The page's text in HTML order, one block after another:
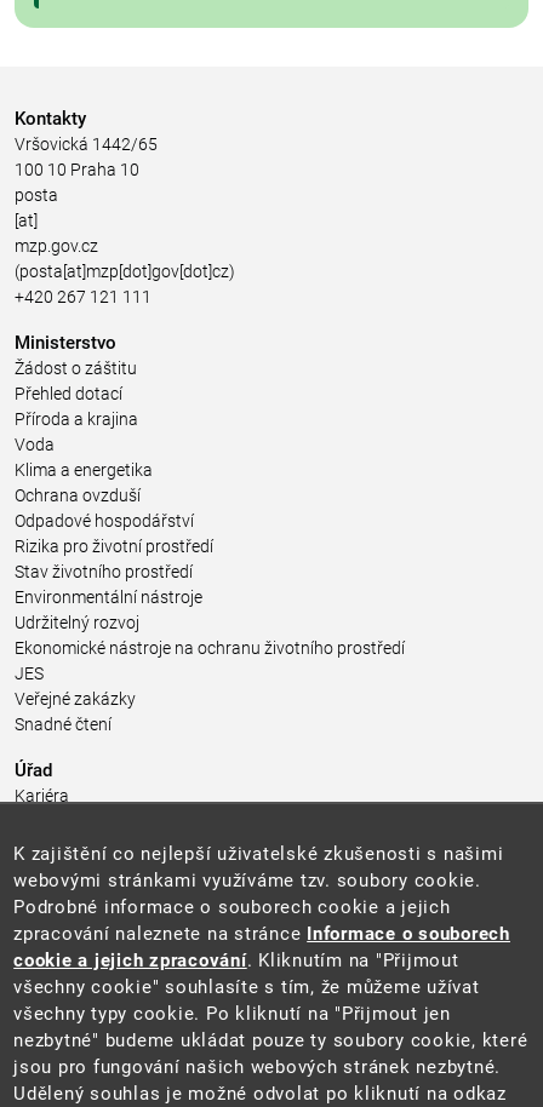
Kontakty
Vršovická 1442/65
100 10 Praha 10
posta
[at]
mzp.gov.cz
(posta[at]mzp[dot]gov[dot]cz)
+420 267 121 111
Ministerstvo
Žádost o záštitu
Přehled dotací
Příroda a krajina
Voda
Klima a energetika
Ochrana ovzduší
Odpadové hospodářství
Rizika pro životní prostředí
Stav životního prostředí
Environmentální nástroje
Udržitelný rozvoj
Ekonomické nástroje na ochranu životního prostředí
JES
Veřejné zakázky
Snadné čtení
Úřad
Kariéra
Pro média a veřejnost
Povinně zveřejňované informace
Kontakty
Přistupnost budovy úřadu MŽP
(PDF, 204 kB)
Web
Aktuality
Ochrana osobních údajů
Prohlášení o přístupnosti
Zásady používání cookies
Mapa webu
K zajištění co nejlepší uživatelské zkušenosti s našimi
webovými stránkami využíváme tzv. soubory cookie.
Podrobné informace o souborech cookie a jejich
zpracování naleznete na stránce Informace o souborech
cookie a jejich zpracování. Kliknutím na "Přijmout
všechny cookie" souhlasíte s tím, že můžeme užívat
všechny typy cookie. Po kliknutí na "Přijmout jen
nezbytné" budeme ukládat pouze ty soubory cookie, které
jsou pro fungování našich webových stránek nezbytné.
Udělený souhlas je možné odvolat po kliknutí na odkaz